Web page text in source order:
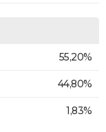
55,20%
44,80%
1,83%